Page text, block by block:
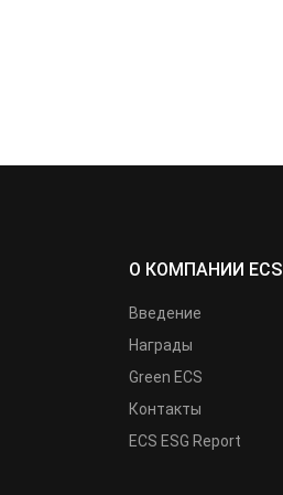
О КОМПАНИИ ECS
Введение
Награды
Green ECS
Контакты
ECS ESG Report